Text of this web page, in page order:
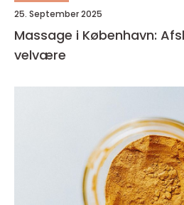
25. September 2025
Massage i København:
velvære